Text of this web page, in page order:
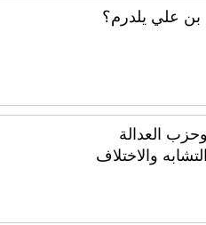
بن علي يلدرم؟
العدالة
والاختلاف